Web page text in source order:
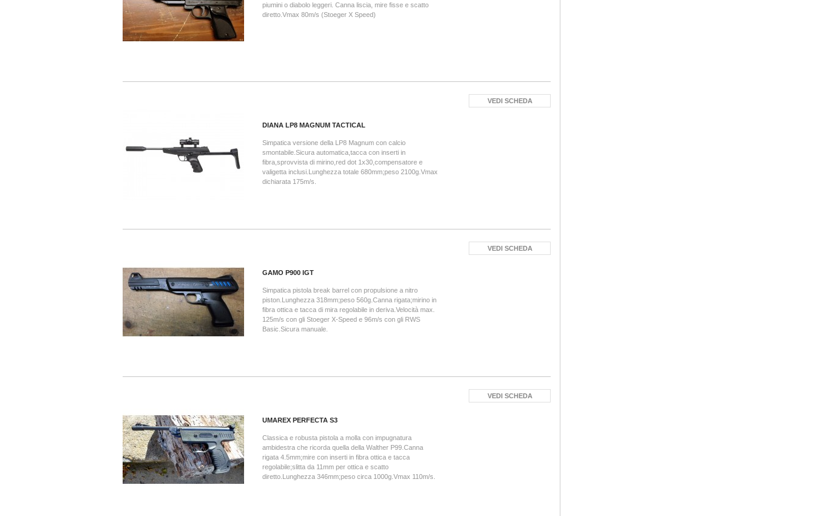
piumini o diabolo leggeri. Canna liscia, mire fisse e scatto
diretto.Vmax 80m/s (Stoeger X Speed)
DIANA LP8 MAGNUM TACTICAL
Simpatica versione della LP8 Magnum con calcio
smontabile.Sicura automatica,tacca con inserti in
fibra,sprovvista di mirino,red dot 1x30,compensatore e
valigetta inclusi.Lunghezza totale 680mm;peso 2100g.Vmax
dichiarata 175m/s.
VEDI SCHEDA
GAMO P900 IGT
Simpatica pistola break barrel con propulsione a nitro
piston.Lunghezza 318mm;peso 560g.Canna rigata;mirino in
fibra ottica e tacca di mira regolabile in deriva.Velocità max.
125m/s con gli Stoeger X-Speed e 96m/s con gli RWS
Basic.Sicura manuale.
VEDI SCHEDA
UMAREX PERFECTA S3
Classica e robusta pistola a molla con impugnatura
ambidestra che ricorda quella della Walther P99.Canna
rigata 4.5mm;mire con inserti in fibra ottica e tacca
regolabile;slitta da 11mm per ottica e scatto
diretto.Lunghezza 346mm;peso circa 1000g.Vmax 110m/s.
VEDI SCHEDA